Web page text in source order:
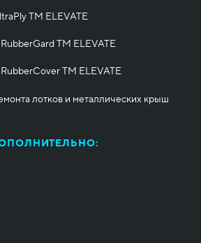
ТМ ELEVATE
ТМ ELEVATE
ТМ ELEVATE
лотков и металлических крыш